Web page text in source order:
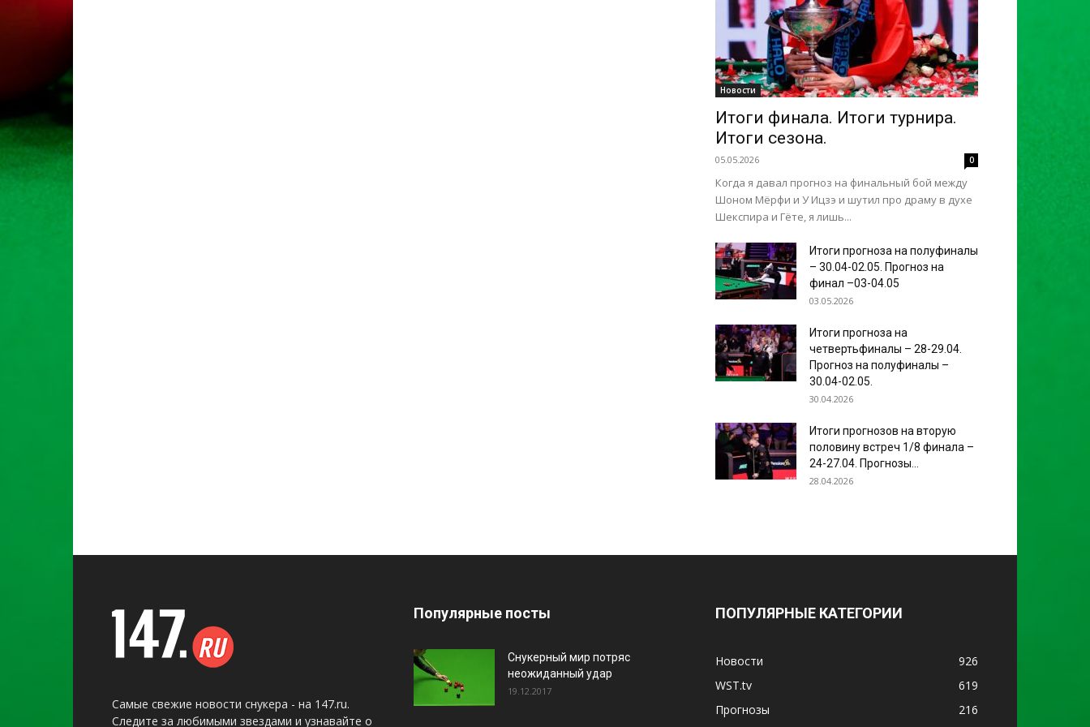
Новости
Итоги финала. Итоги турнира.
Итоги сезона.
05.05.2026 0
Когда я давал прогноз на финальный бой между
Шоном Мёрфи и У Ицзэ и шутил про драму в духе
Шекспира и Гёте, я лишь...
Итоги прогноза на полуфиналы
– 30.04-02.05. Прогноз на
финал –03-04.05
03.05.2026
Итоги прогноза на
четвертьфиналы – 28-29.04.
Прогноз на полуфиналы –
30.04-02.05.
30.04.2026
Итоги прогнозов на вторую
половину встреч 1/8 финала –
24-27.04. Прогнозы...
28.04.2026
Самые свежие новости снукера - на 147.ru.
Следите за любимыми звездами и узнавайте о
Популярные посты
Снукерный мир потряс
неожиданный удар
19.12.2017
ПОПУЛЯРНЫЕ КАТЕГОРИИ
Новости
926
WST.tv
619
Прогнозы
216